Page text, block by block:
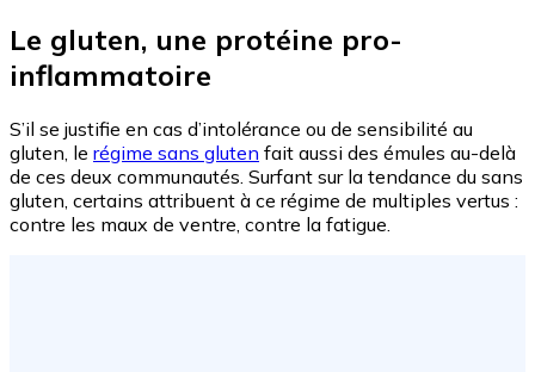
Le gluten, une protéine pro-
inflammatoire
S’il se justifie en cas d’intolérance ou de sensibilité au
gluten, le régime sans gluten fait aussi des émules au-delà
de ces deux communautés. Surfant sur la tendance du sans
gluten, certains attribuent à ce régime de multiples vertus :
contre les maux de ventre, contre la fatigue.